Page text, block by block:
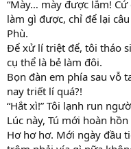
“Mày… mày được lắm! Cứ
làm gì được, chỉ để lại
Phù.
Để xử lí triệt để, tôi tháo
cụ thể là bẻ làm đôi.
Bọn đàn em phía sau vỗ
nay triết lí quá?!
“Hắt xì!” Tôi lạnh run
Lúc này, Tú mới hoàn
Hơ hơ hơ. Mới ngày đầu